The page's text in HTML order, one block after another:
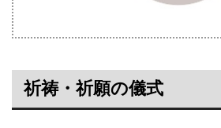
祈祷・祈願の儀式